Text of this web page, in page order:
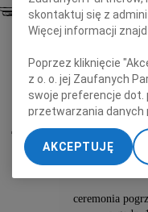
po kimś
ceremonia
skontaktuj się z
Więcej informacji
Poprzez kliknięcie
z o. o. jej Zaufanych
swoje preferencje dot.
przetwarzania danych
„Ustawienia
My, nasi Zaufani
dokładnych danych
Przechowywanie
treści, badnie
AKCEPTUJĘ